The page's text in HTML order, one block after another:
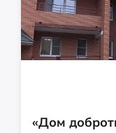
«Дом